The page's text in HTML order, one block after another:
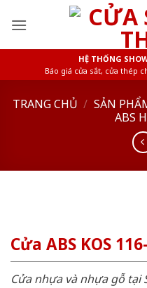
HỆ THỐNG
Báo giá cửa sắt, cửa thép
TRANG CHỦ / SẢN
ABS
Cửa ABS KOS
Cửa nhựa và nhựa gỗ tại